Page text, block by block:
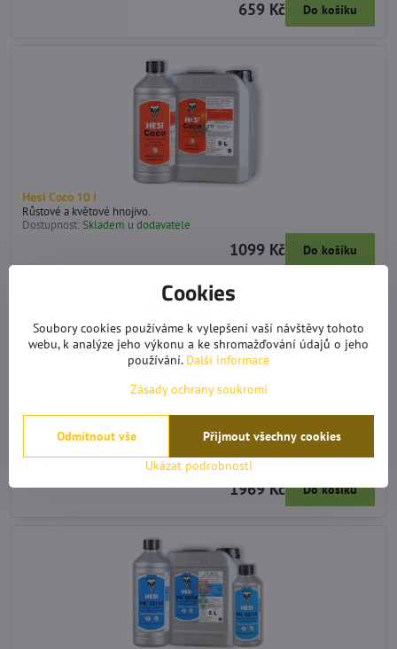
659 Kč Do košíku
Hesi Coco 10 l
Růstové a květové hnojivo.
Dostupnost:Skladem u dodavatele
1099 Kč Do košíku
Hesi Coco 20 l
Skladem u dodavatele
1969 Kč Do košíku
Cookies
Soubory cookies používáme k vylepšení vaší návštěvy tohoto
webu, k analýze jeho výkonu a ke shromažďování údajů o jeho
používání. Další informace
Zásady ochrany soukromí
Ukázat podrobnosti
Přijmout všechny cookies
Odmítnout vše